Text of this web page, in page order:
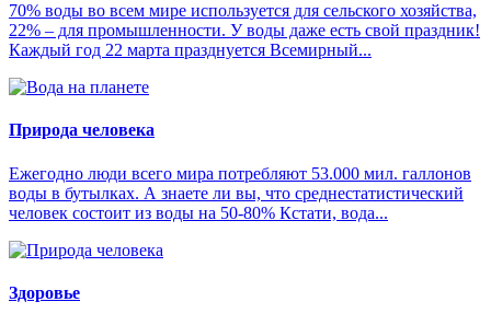
70% воды во всем мире используется для сельского хозяйства,
22% – для промышленности. У воды даже есть свой праздник!
Каждый год 22 марта празднуется Всемирный...
Природа человека
Ежегодно люди всего мира потребляют 53.000 мил. галлонов
воды в бутылках. А знаете ли вы, что среднестатистический
человек состоит из воды на 50-80% Кстати, вода...
Здоровье